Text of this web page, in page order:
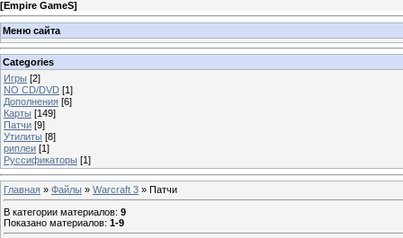
[Empire GameS]
Меню сайта
Categories
Игры [2]
NO CD/DVD [1]
Дополнения [6]
Карты [149]
Патчи [9]
Утилиты [8]
риплеи [1]
Руссификаторы [1]
Главная » Файлы » Warcraft 3 » Патчи
В категории материалов: 9
Показано материалов: 1-9